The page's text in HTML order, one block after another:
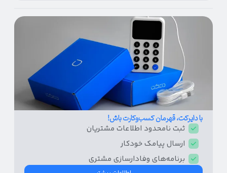
با دایرکت، قهرمان کسب‌و‌کارت باش!
ثبت نامحدود اطلاعات مشتریان
ارسال پیامک‌ خودکار
برنامه‌های وفادار‌سازی مشتری